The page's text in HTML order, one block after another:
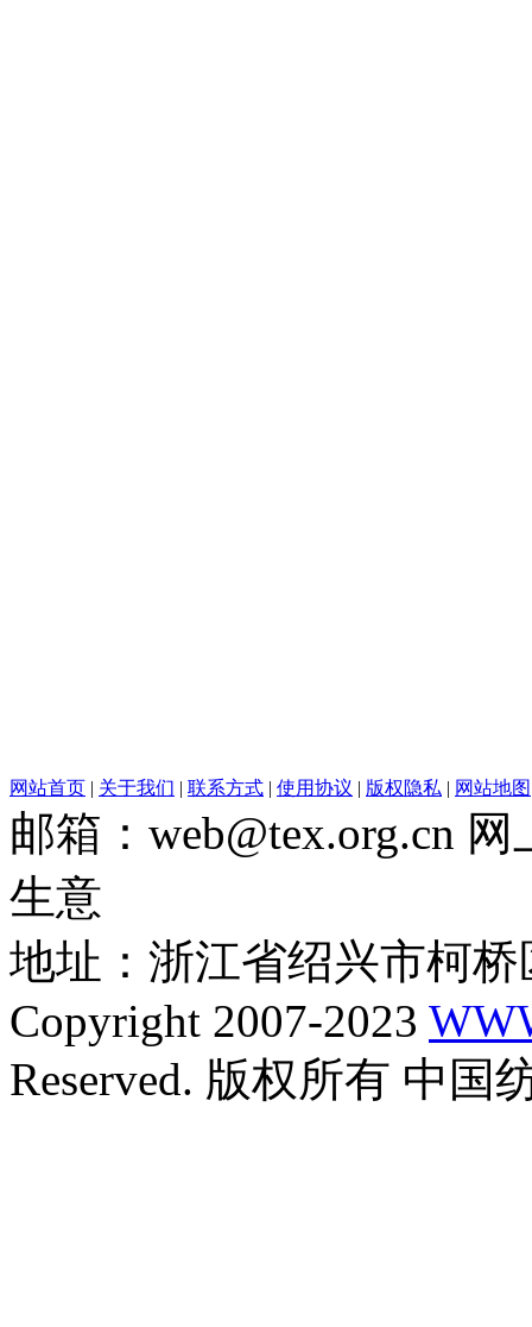
网站首页 | 关于我们 | 联系方式 | 使用协议 | 版权隐私 | 网站地图
邮箱：web@tex.org.cn
生意
地址：浙江省绍兴市柯
Copyright 2007-2023
Reserved. 版权所有 中国